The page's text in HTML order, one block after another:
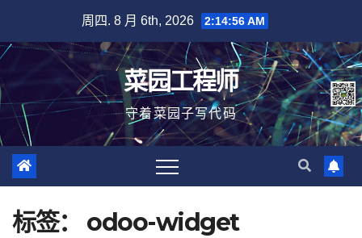
内
容
周四. 8 月 6th, 2026 2:14:56 AM
菜园工程师
守着菜园子写代码
标签： odoo-widget